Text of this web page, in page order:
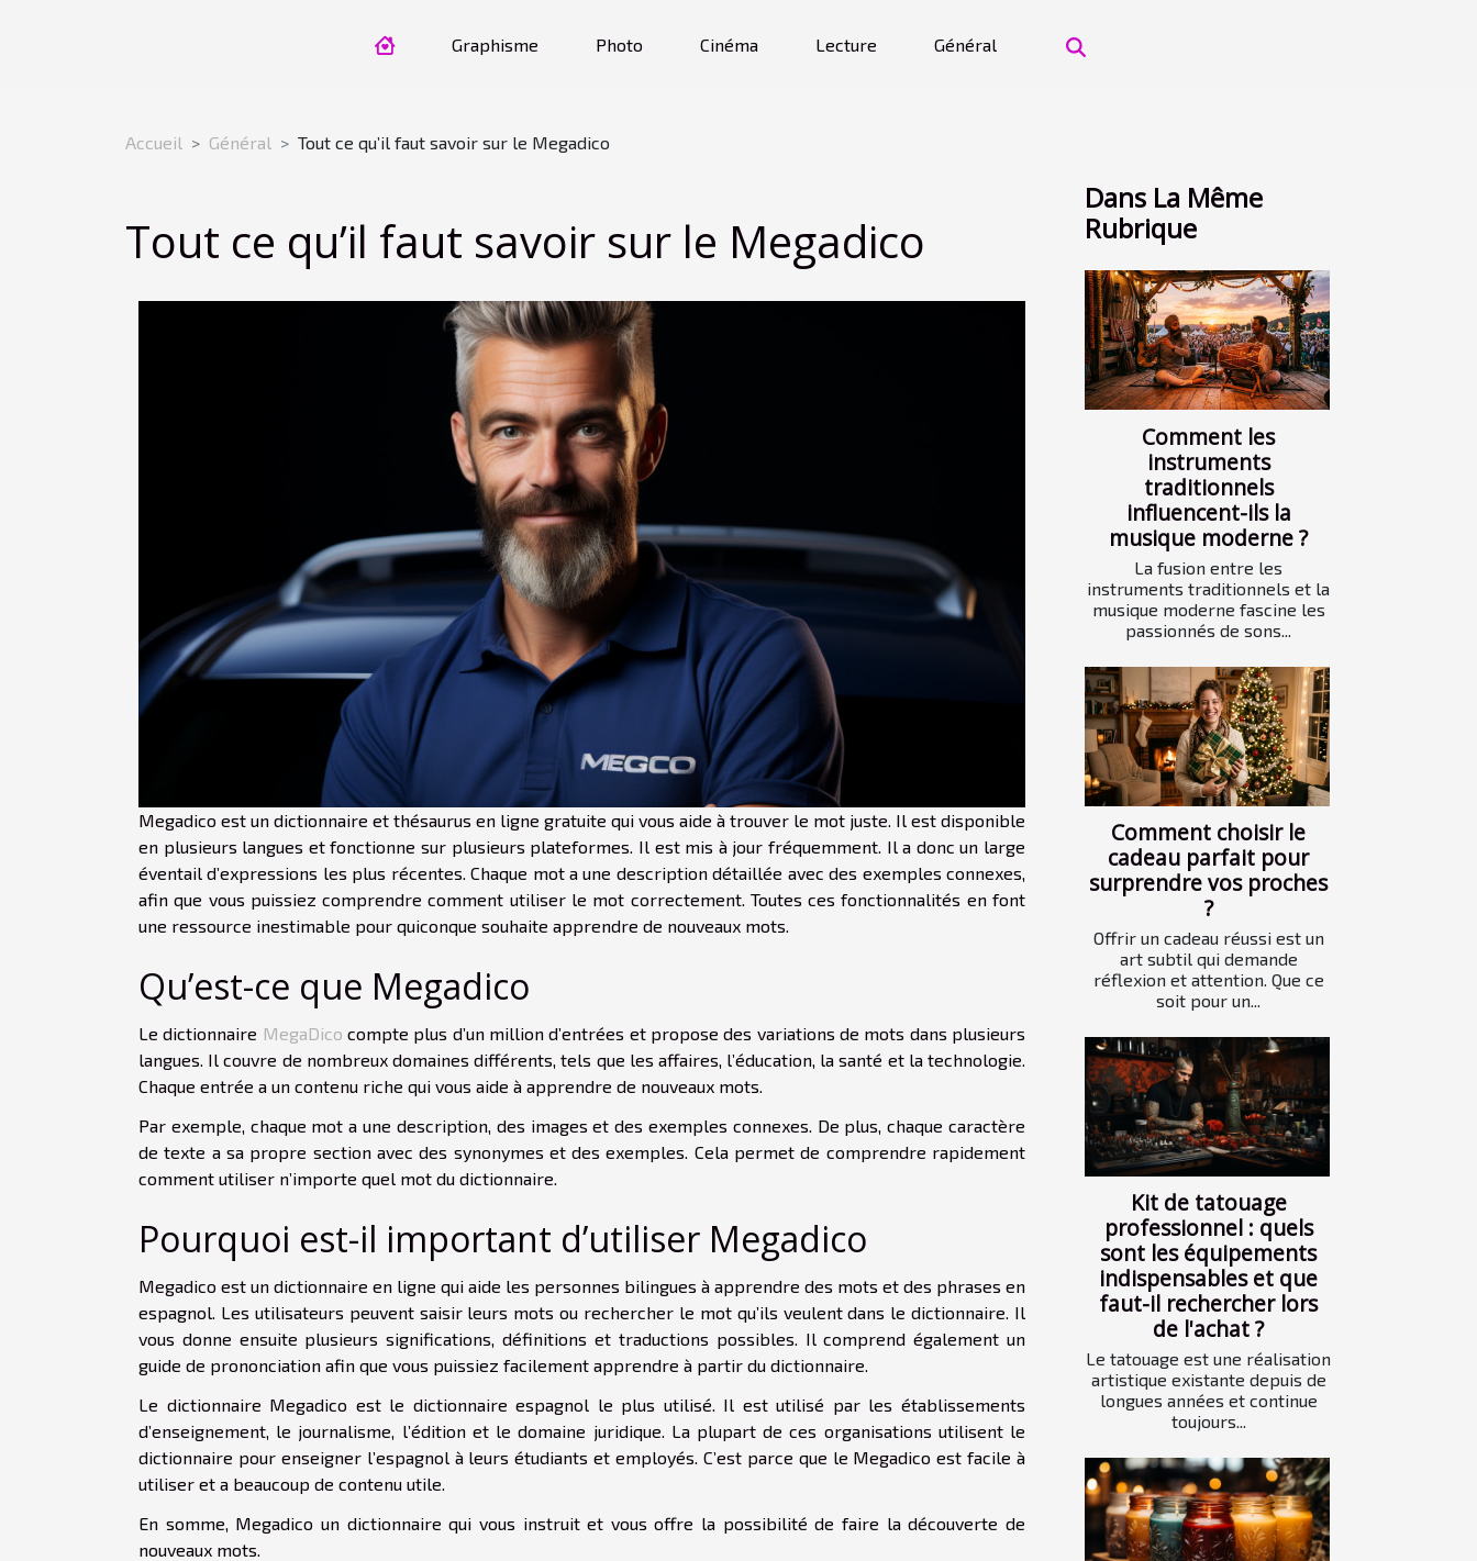
Graphisme Photo Cinéma Lecture Général
Accueil Général Tout ce qu’il faut savoir sur le Megadico
Tout ce qu’il faut savoir sur le Megadico
Megadico est un dictionnaire et thésaurus en ligne gratuite qui vous aide à trouver le mot juste. Il est disponible
en plusieurs langues et fonctionne sur plusieurs plateformes. Il est mis à jour fréquemment. Il a donc un large
éventail d’expressions les plus récentes. Chaque mot a une description détaillée avec des exemples connexes,
afin que vous puissiez comprendre comment utiliser le mot correctement. Toutes ces fonctionnalités en font
une ressource inestimable pour quiconque souhaite apprendre de nouveaux mots.
Qu’est-ce que Megadico
Le dictionnaire MegaDico compte plus d’un million d’entrées et propose des variations de mots dans plusieurs
langues. Il couvre de nombreux domaines différents, tels que les affaires, l’éducation, la santé et la technologie.
Chaque entrée a un contenu riche qui vous aide à apprendre de nouveaux mots.
Par exemple, chaque mot a une description, des images et des exemples connexes. De plus, chaque caractère
de texte a sa propre section avec des synonymes et des exemples. Cela permet de comprendre rapidement
comment utiliser n’importe quel mot du dictionnaire.
Pourquoi est-il important d’utiliser Megadico
Megadico est un dictionnaire en ligne qui aide les personnes bilingues à apprendre des mots et des phrases en
espagnol. Les utilisateurs peuvent saisir leurs mots ou rechercher le mot qu’ils veulent dans le dictionnaire. Il
vous donne ensuite plusieurs significations, définitions et traductions possibles. Il comprend également un
guide de prononciation afin que vous puissiez facilement apprendre à partir du dictionnaire.
Le dictionnaire Megadico est le dictionnaire espagnol le plus utilisé. Il est utilisé par les établissements
d’enseignement, le journalisme, l’édition et le domaine juridique. La plupart de ces organisations utilisent le
dictionnaire pour enseigner l’espagnol à leurs étudiants et employés. C’est parce que le Megadico est facile à
utiliser et a beaucoup de contenu utile.
En somme, Megadico un dictionnaire qui vous instruit et vous offre la possibilité de faire la découverte de
nouveaux mots.
Dans La Même
Rubrique
Comment les
instruments
traditionnels
influencent-ils la
musique moderne ?
La fusion entre les
instruments traditionnels et la
musique moderne fascine les
passionnés de sons...
Comment choisir le
cadeau parfait pour
surprendre vos proches
?
Offrir un cadeau réussi est un
art subtil qui demande
réflexion et attention. Que ce
soit pour un...
Kit de tatouage
professionnel : quels
sont les équipements
indispensables et que
faut-il rechercher lors
de l'achat ?
Le tatouage est une réalisation
artistique existante depuis de
longues années et continue
toujours...